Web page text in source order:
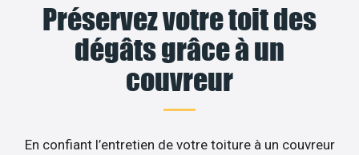
Préservez votre toit des
dégâts grâce à un
couvreur
En confiant l’entretien de votre toiture à un couvreur